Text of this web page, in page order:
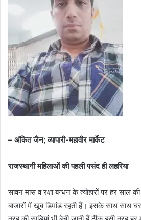
– अंकित जैन; व्यापारी-महावीर मार्केट
राजस्थानी महिलाओं की पहली पसंद ही लहरिया
सावन मास व रक्षा बन्धन के त्योहारों पर हर साल
बाजारों में खूब डिमांड रहती हैं। इसके साथ साथ